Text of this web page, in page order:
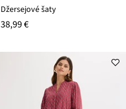
Džersejové šaty
38,99 €